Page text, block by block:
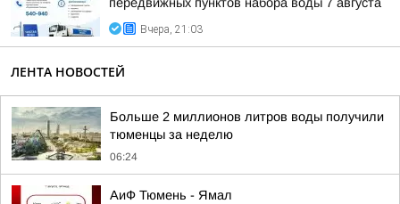
Вчера, 21:03
ЛЕНТА НОВОСТЕЙ
Больше 2 миллионов литров воды получили
тюменцы за неделю
06:24
АиФ Тюмень - Ямал